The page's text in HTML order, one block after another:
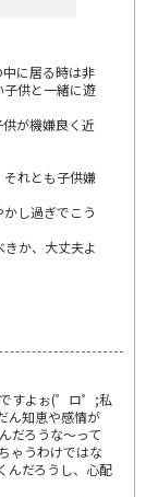
に居る時は非
供と一緒に遊
が機嫌良く近
れとも子供嫌
し過ぎでこう
か、大丈夫よ
すよぉ(゜ロ゜;私
ん知恵や感情が
だろうな～って
ゃうわけではな
んだろうし、心配